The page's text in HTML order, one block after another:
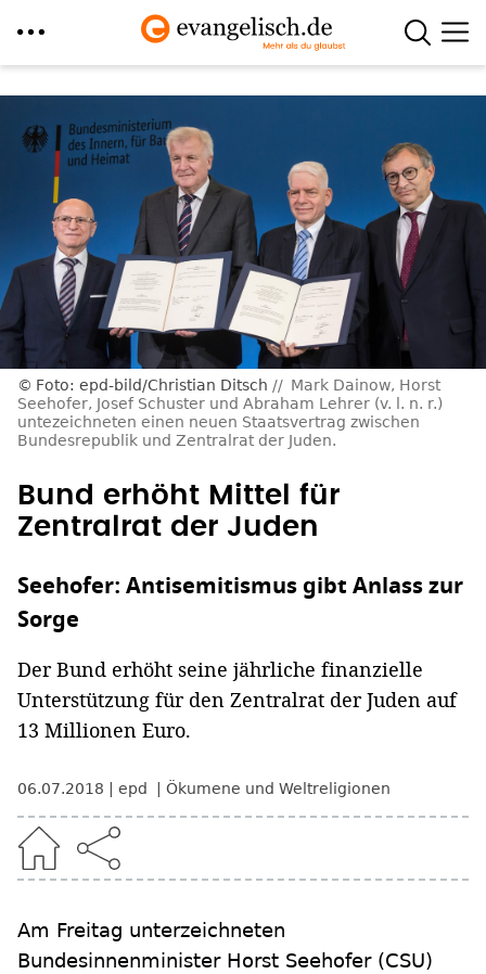
Inhalt
Foto: epd-bild/Christian Ditsch
Mark Dainow, Horst
Seehofer, Josef Schuster und Abraham Lehrer (v. l. n. r.)
untezeichneten einen neuen Staatsvertrag zwischen
Bundesrepublik und Zentralrat der Juden.
Bund erhöht Mittel für
Zentralrat der Juden
Seehofer: Antisemitismus gibt Anlass zur
Sorge
Der Bund erhöht seine jährliche finanzielle
Unterstützung für den Zentralrat der Juden auf
13 Millionen Euro.
06.07.2018 epd Ökumene und Weltreligionen
Am Freitag unterzeichneten
Bundesinnenminister Horst Seehofer (CSU)